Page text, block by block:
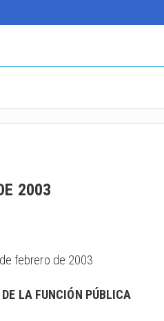
2003
febrero de 2003
LA FUNCIÓN PÚBLICA